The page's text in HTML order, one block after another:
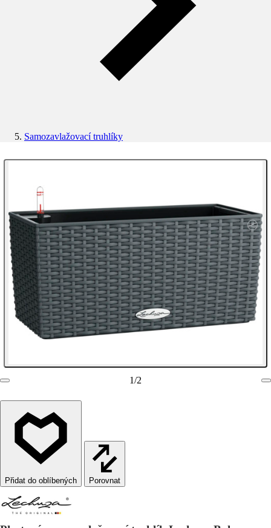
Samozavlažovací truhlíky
1/2
Porovnat